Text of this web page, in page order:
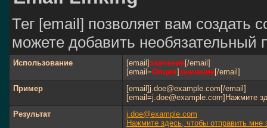
Тег [email] позволяет вам создать
можете добавить
Использование [email]значение[/email]
[email=Опция]значение[/email]
Пример
[email]j.doe@example.com[/email]
[email=j.doe@example.com]Нажмите
Результат
j.doe@example.com
Нажмите здесь, чтобы отправить мне